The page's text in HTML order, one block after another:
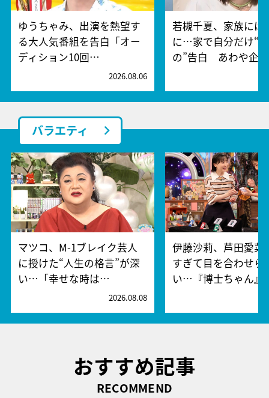
ゆうちゃみ、出演を熱望す
る大人気番組を告白「オー
ディション10回…
2026.08.06
若槻千夏、家族には
に…家で自分だけ“
の”告白 あわや企…
バラエティ
マツコ、M-1ブレイク芸人
に授けた“人生の格言”が深
い…「幸せな時は…
2026.08.08
伊藤沙莉、芦田愛菜
すぎて目を合わせら
い…『博士ちゃん
おすすめ記事
RECOMMEND